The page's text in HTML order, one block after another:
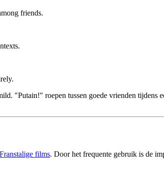
friends.
"Putain!" roepen tussen goede vrienden
Franstalige films. Door het frequente gebruik is de